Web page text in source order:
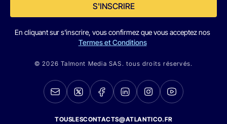
S'INSCRIRE
En cliquant sur s'inscrire, vous confirmez que vous acceptez nos
Termes et Conditions
© 2026 Talmont Media SAS. tous droits réservés.
TOUSLESCONTACTS@ATLANTICO.FR